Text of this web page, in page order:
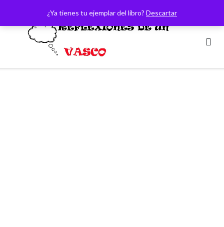
¿Ya tienes tu ejemplar del libro? Descartar
contenido